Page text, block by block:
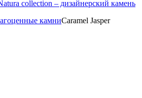
collection – дизайнерский камень
камниCaramel Jasper